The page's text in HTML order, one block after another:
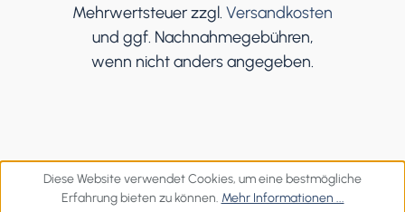
Mehrwertsteuer zzgl. Versandkosten
und ggf. Nachnahmegebühren,
wenn nicht anders angegeben.
Diese Website verwendet Cookies, um eine bestmögliche
Erfahrung bieten zu können. Mehr Informationen ...